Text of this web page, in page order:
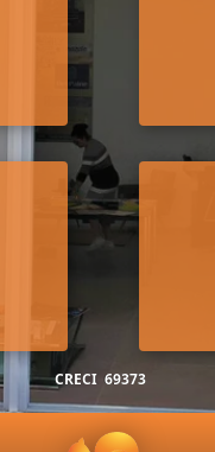
CRECI 69373